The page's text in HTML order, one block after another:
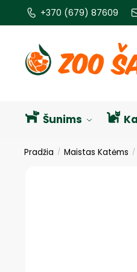
+370 (679) 87609
Šunims
Pradžia / Maistas Katėms /